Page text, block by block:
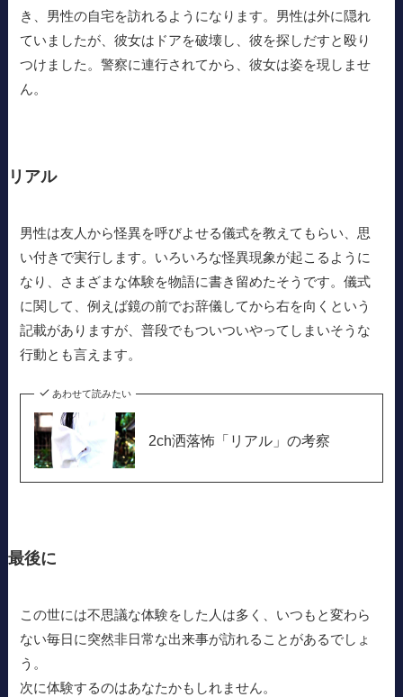
き、男性の自宅を訪れるようになります。男性は外に隠れ
ていましたが、彼女はドアを破壊し、彼を探しだすと殴り
つけました。警察に連行されてから、彼女は姿を現しませ
ん。
リアル
男性は友人から怪異を呼びよせる儀式を教えてもらい、思
い付きで実行します。いろいろな怪異現象が起こるように
なり、さまざまな体験を物語に書き留めたそうです。儀式
に関して、例えば鏡の前でお辞儀してから右を向くという
記載がありますが、普段でもついついやってしまいそうな
行動とも言えます。
あわせて読みたい
2ch洒落怖「リアル」の考察
最後に
この世には不思議な体験をした人は多く、いつもと変わら
ない毎日に突然非日常な出来事が訪れることがあるでしょ
う。
次に体験するのはあなたかもしれません。